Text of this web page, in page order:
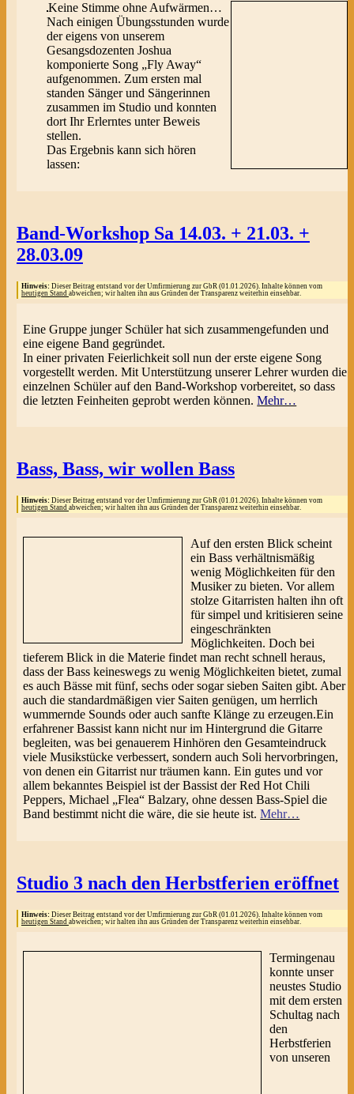
Keine Stimme ohne Aufwärmen…
Nach einigen Übungsstunden wurde
der eigens von unserem
Gesangsdozenten Joshua
komponierte Song „Fly Away“
aufgenommen. Zum ersten mal
standen Sänger und Sängerinnen
zusammen im Studio und konnten
dort Ihr Erlerntes unter Beweis
stellen.
Das Ergebnis kann sich hören
lassen:
Band-Workshop Sa 14.03. + 21.03. +
28.03.09
Hinweis: Dieser Beitrag entstand vor der Umfirmierung zur GbR (01.01.2026). Inhalte können vom
heutigen Stand abweichen; wir halten ihn aus Gründen der Transparenz weiterhin einsehbar.
Eine Gruppe junger Schüler hat sich zusammengefunden und
eine eigene Band gegründet.
In einer privaten Feierlichkeit soll nun der erste eigene Song
vorgestellt werden. Mit Unterstützung unserer Lehrer wurden die
einzelnen Schüler auf den Band-Workshop vorbereitet, so dass
die letzten Feinheiten geprobt werden können.Mehr…
Bass, Bass, wir wollen Bass
Hinweis: Dieser Beitrag entstand vor der Umfirmierung zur GbR (01.01.2026). Inhalte können vom
heutigen Stand abweichen; wir halten ihn aus Gründen der Transparenz weiterhin einsehbar.
Auf den ersten Blick scheint
ein Bass verhältnismäßig
wenig Möglichkeiten für den
Musiker zu bieten. Vor allem
stolze Gitarristen halten ihn oft
für simpel und kritisieren seine
eingeschränkten
Möglichkeiten. Doch bei
tieferem Blick in die Materie findet man recht schnell heraus,
dass der Bass keineswegs zu wenig Möglichkeiten bietet, zumal
es auch Bässe mit fünf, sechs oder sogar sieben Saiten gibt. Aber
auch die standardmäßigen vier Saiten genügen, um herrlich
wummernde Sounds oder auch sanfte Klänge zu erzeugen.Ein
erfahrener Bassist kann nicht nur im Hintergrund die Gitarre
begleiten, was bei genauerem Hinhören den Gesamteindruck
viele Musikstücke verbessert, sondern auch Soli hervorbringen,
von denen ein Gitarrist nur träumen kann. Ein gutes und vor
allem bekanntes Beispiel ist der Bassist der Red Hot Chili
Peppers, Michael „Flea“ Balzary, ohne dessen Bass-Spiel die
Band bestimmt nicht die wäre, die sie heute ist.Mehr…
Studio 3 nach den Herbstferien eröffnet
Hinweis: Dieser Beitrag entstand vor der Umfirmierung zur GbR (01.01.2026). Inhalte können vom
heutigen Stand abweichen; wir halten ihn aus Gründen der Transparenz weiterhin einsehbar.
Termingenau
konnte unser
neustes Studio
mit dem ersten
Schultag nach
den
Herbstferien
von unseren